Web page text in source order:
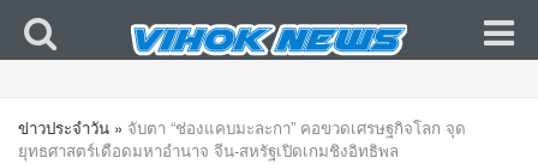
ข่าวประจำวัน » จับตา “ช่องแคบมะละกา” คอขวดเศรษฐกิจโลก จุด
ยุทธศาสตร์เดือดมหาอำนาจ จีน-สหรัฐเปิดเกมชิงอิทธิพล